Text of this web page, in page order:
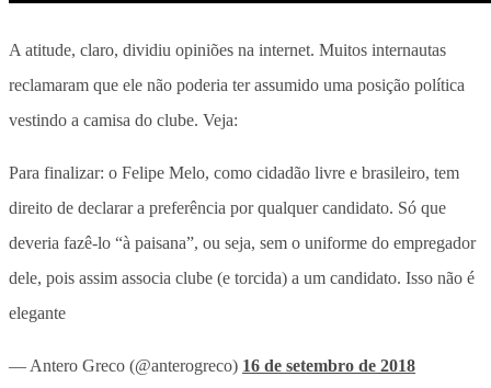
A atitude, claro, dividiu opiniões na internet. Muitos internautas
reclamaram que ele não poderia ter assumido uma posição política
vestindo a camisa do clube. Veja:
Para finalizar: o Felipe Melo, como cidadão livre e brasileiro, tem
direito de declarar a preferência por qualquer candidato. Só que
deveria fazê-lo “à paisana”, ou seja, sem o uniforme do empregador
dele, pois assim associa clube (e torcida) a um candidato. Isso não é
elegante
— Antero Greco (@anterogreco) 16 de setembro de 2018